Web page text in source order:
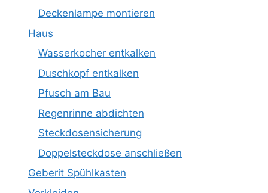
Deckenlampe montieren
Haus
Wasserkocher entkalken
Duschkopf entkalken
Pfusch am Bau
Regenrinne abdichten
Steckdosensicherung
Doppelsteckdose anschließen
Geberit Spühlkasten